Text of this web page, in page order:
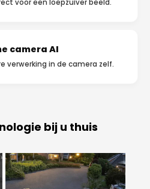
voor een loepzuiver beeld.
camera AI
verwerking in de camera zelf.
bij u thuis